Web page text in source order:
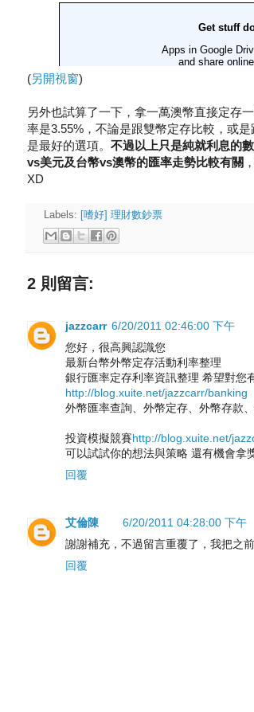
(另開視窗)
另外也試算了一下，拿一萬澳幣直接定存
率是3.55%，不論是跟雙幣定存比較，或
是最好的選項。 不過以上只是純就利息的
vs美元及台幣vs澳幣的匯率走勢比較有關
XD
Labels: [嗜好] 理財數鈔票
2 則留言:
jazzcarr 6/20/2011 02:46:00 下午
您好，很高興認識您
最新台幣外幣定存活動利率整理
銀行匯率定存利率資訊整理 希望對您
http://blog.xuite.net/jazzcarr/banking
外幣匯率查詢、外幣定存、外幣存款
投資模擬競賽http://blog.xuite.net/
可以試試你的想法與策略 還有機會拿
回覆
艾倫陳
6/20/2011 04:28:00 下午
謝謝補充，不過留言重覆了，我把之前
回覆